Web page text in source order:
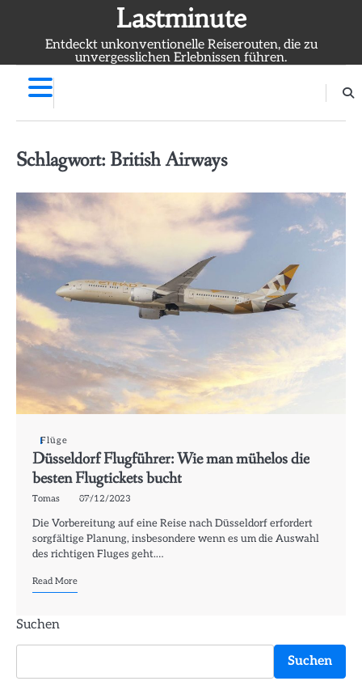
Lastminute
Entdeckt unkonventionelle Reiserouten, die zu
unvergesslichen Erlebnissen führen.
Schlagwort: British Airways
Flüge
Düsseldorf Flugführer: Wie man mühelos die
besten Flugtickets bucht
Tomas 07/12/2023
Die Vorbereitung auf eine Reise nach Düsseldorf erfordert
sorgfältige Planung, insbesondere wenn es um die Auswahl
des richtigen Fluges geht.…
Read More
Suchen
Suchen